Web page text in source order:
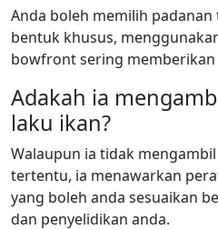
Anda boleh memilih
bentuk khusus,
bowfront sering
Adakah ia
laku ikan?
Walaupun ia tidak
tertentu, ia menawarkan
yang boleh anda sesuaikan
dan penyelidikan anda.